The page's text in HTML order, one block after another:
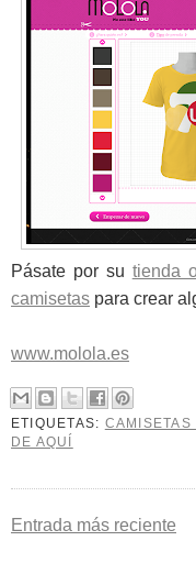
Pásate por su tienda
camisetas para crear
www.molola.es
ETIQUETAS: CAMISETAS
DE AQUÍ
Entrada más reciente